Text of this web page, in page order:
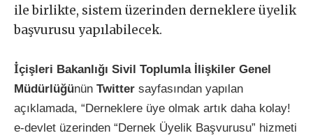
ile birlikte, sistem üzerinden derneklere üyelik
başvurusu yapılabilecek.
İçişleri Bakanlığı Sivil Toplumla İlişkiler Genel
Müdürlüğünün Twitter sayfasından yapılan
açıklamada, “Derneklere üye olmak artık daha kolay!
e-devlet üzerinden “Dernek Üyelik Başvurusu” hizmeti